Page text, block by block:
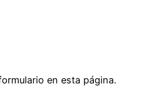
en esta página.